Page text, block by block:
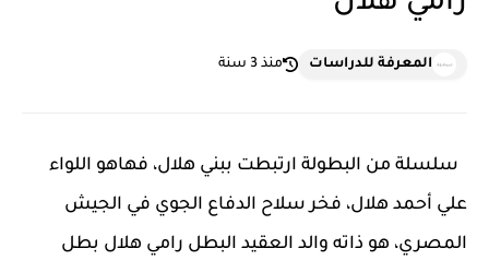
المعرفة للدراسات منذ 3 سنة
سلسلة من البطولة ارتبطت ببني هلال، فهاهو اللواء
علي أحمد هلال، فخر سلاح الدفاع الجوي في الجيش
المصري، هو ذاته والد العقيد البطل رامي هلال بطل